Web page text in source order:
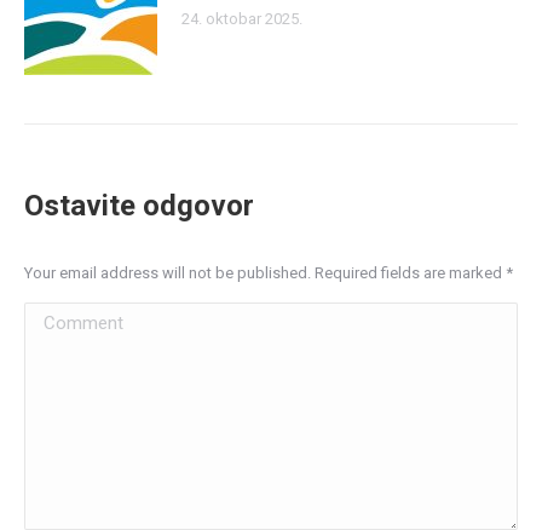
24. oktobar 2025.
Ostavite odgovor
Your email address will not be published. Required fields are marked *
Comment